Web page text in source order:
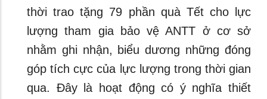
thời trao tặng 79 phần quà Tết cho lực
lượng tham gia bảo vệ ANTT ở cơ sở
nhằm ghi nhận, biểu dương những đóng
góp tích cực của lực lượng trong thời gian
qua. Đây là hoạt động có ý nghĩa thiết